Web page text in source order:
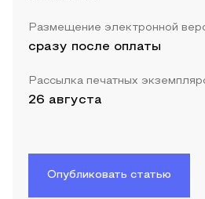
Размещение электронной
сразу после оплаты
Рассылка печатных
26 августа
Опубликовать статью